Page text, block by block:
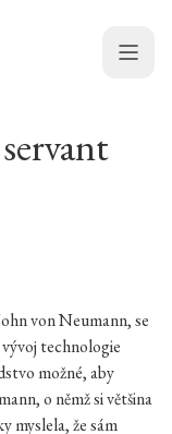
Menu
von Neumann, se
technologie
možné, aby
o němž si většina
myslela, že sám